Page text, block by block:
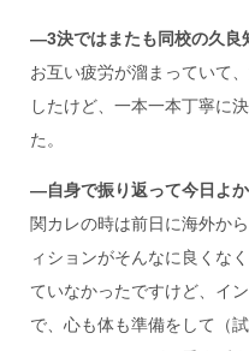
―3決ではまたも同校の久良
お互い疲労が溜まっていて
したけど、一本一本丁寧に
た。
―自身で振り返って今日よ
関カレの時は前日に海外か
ィションがそんなに良くな
ていなかったですけど、イ
で、心も体も準備をして（